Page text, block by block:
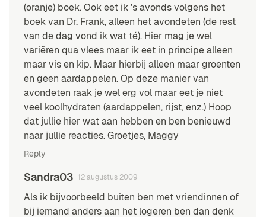
(oranje) boek. Ook eet ik ’s avonds volgens het
boek van Dr. Frank, alleen het avondeten (de rest
van de dag vond ik wat té). Hier mag je wel
variëren qua vlees maar ik eet in principe alleen
maar vis en kip. Maar hierbij alleen maar groenten
en geen aardappelen. Op deze manier van
avondeten raak je wel erg vol maar eet je niet
veel koolhydraten (aardappelen, rijst, enz.) Hoop
dat jullie hier wat aan hebben en ben benieuwd
naar jullie reacties. Groetjes, Maggy
Reply
Sandra03 12 augustus 2009
Als ik bijvoorbeeld buiten ben met vriendinnen of
bij iemand anders aan het logeren ben dan denk